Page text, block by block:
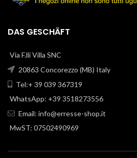
DAS GESCHÄFT
Via F.lli Villa SNC
20863 Concorezzo (MB) Italy
Tel:+ 39 039 367319
WhatsApp: +39 3518273556
Email: info@erresse-shop.it
MwST: 07502490969